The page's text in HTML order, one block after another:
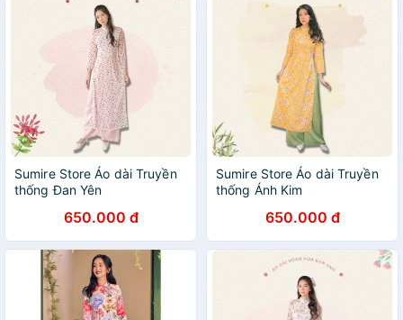
Sumire Store Áo dài Truyền
thống Đan Yên
650.000 đ
Sumire Store Áo dài Truyền
thống Ánh Kim
650.000 đ